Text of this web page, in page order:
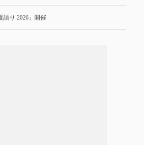
語り 2026」開催